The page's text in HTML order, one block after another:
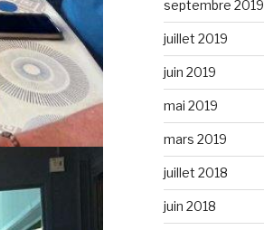
septembre 2019
juillet 2019
juin 2019
mai 2019
mars 2019
juillet 2018
juin 2018